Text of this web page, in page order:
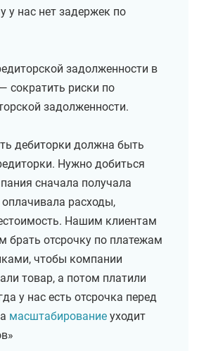
у нас нет задержек по
задолженности в
сократить риски по
задолженности.
дебиторки должна быть
Нужно добиться
сначала получала
расходы,
Нашим клиентам
брать отсрочку по платежам
чтобы компании
товар, а потом платили
у нас есть отсрочка перед
масштабирование уходит